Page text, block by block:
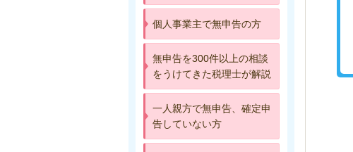
個人事業主で無申告の方
無申告を300件以上の相談
をうけてきた税理士が解説
一人親方で無申告、確定申
告していない方